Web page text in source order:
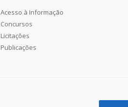
Acesso à Informação
Concursos
Licitações
Publicações